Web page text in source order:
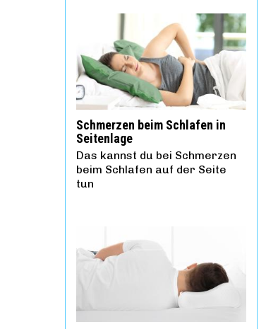
Schmerzen beim Schlafen in
Seitenlage
Das kannst du bei Schmerzen
beim Schlafen auf der Seite
tun